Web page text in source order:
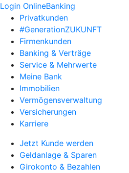
Login OnlineBanking
Privatkunden
#GenerationZUKUNFT
Firmenkunden
Banking & Verträge
Service & Mehrwerte
Meine Bank
Immobilien
Vermögensverwaltung
Versicherungen
Karriere
Jetzt Kunde werden
Geldanlage & Sparen
Girokonto & Bezahlen